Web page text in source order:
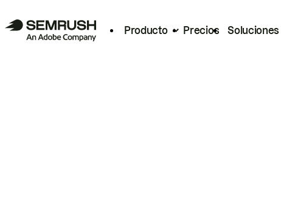
Producto Precios Soluciones